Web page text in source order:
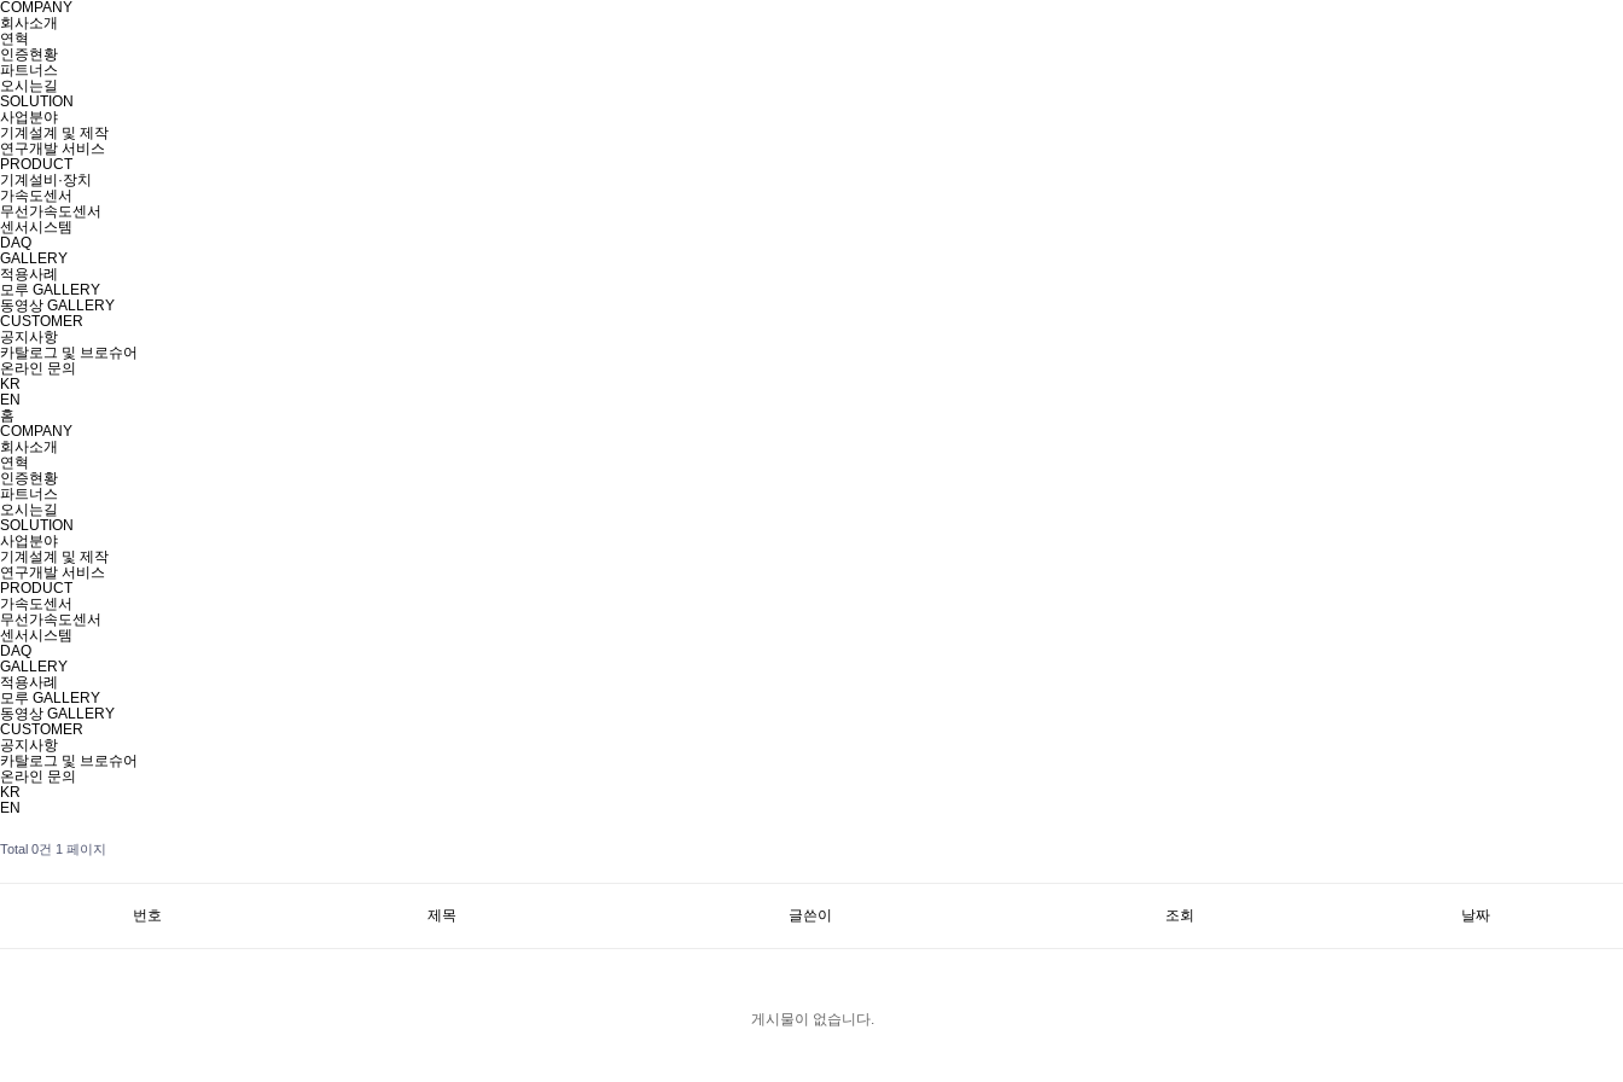
COMPANY
회사소개
연혁
인증현황
파트너스
오시는길
SOLUTION
사업분야
기계설계 및 제작
연구개발 서비스
PRODUCT
기계설비·장치
가속도센서
무선가속도센서
센서시스템
DAQ
GALLERY
적용사례
모루 GALLERY
동영상 GALLERY
CUSTOMER
공지사항
카탈로그 및 브로슈어
온라인 문의
KR
EN
홈
COMPANY
회사소개
연혁
인증현황
파트너스
오시는길
SOLUTION
사업분야
기계설계 및 제작
연구개발 서비스
PRODUCT
가속도센서
무선가속도센서
센서시스템
DAQ
GALLERY
적용사례
모루 GALLERY
동영상 GALLERY
CUSTOMER
공지사항
카탈로그 및 브로슈어
온라인 문의
KR
EN
Total 0건 1 페이지
번호 제목 글쓴이 조회 날짜
게시물이 없습니다.